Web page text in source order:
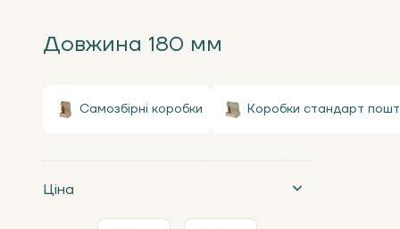
Довжина 180 мм
Самозбірні коробки Коробки стандарт
Ціна